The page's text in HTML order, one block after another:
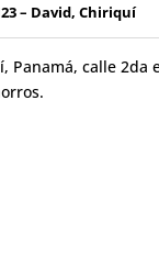
– David, Chiriquí
Panamá, calle 2da